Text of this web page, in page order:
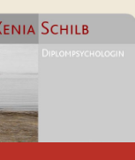
Schilb